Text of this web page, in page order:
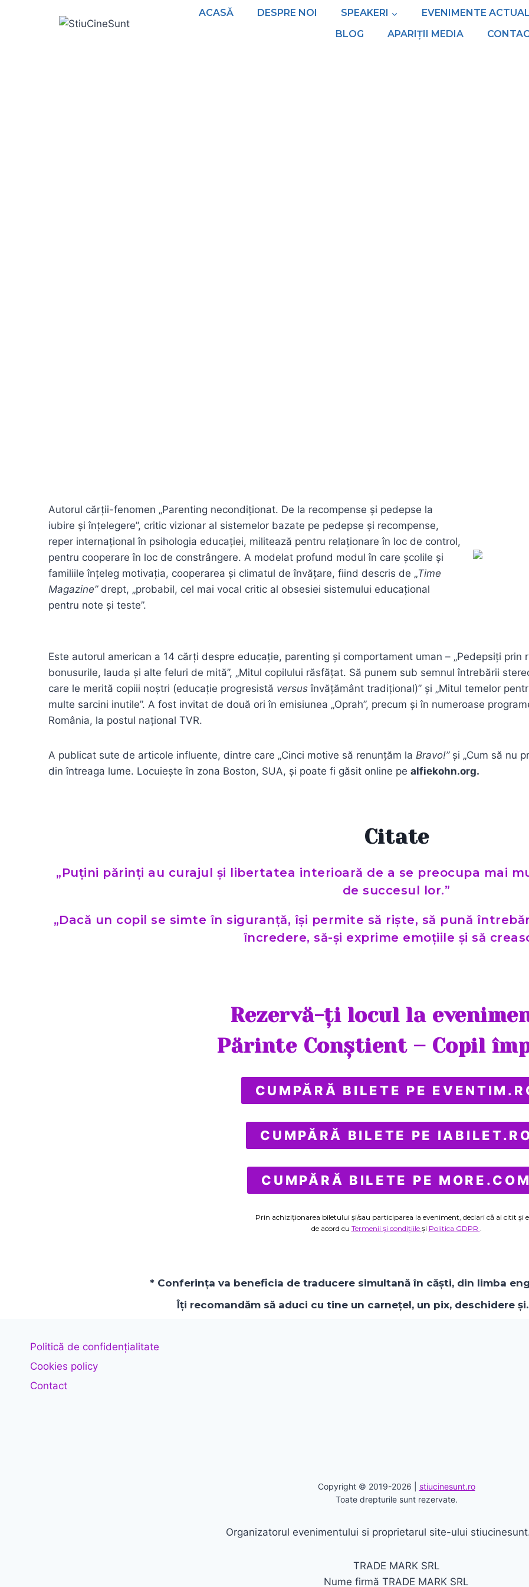
ACASĂ DESPRE NOI SPEAKERI EVENIMENTE
BLOG
APARIȚII MEDIA
Autorul cărții-fenomen „Parenting necondiționat. De la recompense și pedepse la
iubire și înțelegere”, critic vizionar al sistemelor bazate pe pedepse și recompense,
reper internațional în psihologia educației, militează pentru relaționare în loc de control,
pentru cooperare în loc de constrângere. A modelat profund modul în care școlile și
familiile înțeleg motivația, cooperarea și climatul de învățare, fiind descris de „Time
Magazine”drept, „probabil, cel mai vocal critic al obsesiei sistemului educațional
pentru note și teste”.
Este autorul american a 14 cărți despre educație, parenting și comportament uman – „Pedepsiți prin
bonusurile, lauda și alte feluri de mită”, „Mitul copilului răsfățat. Să punem sub semnul întrebării
care le merită copiii noștri (educație progresistă versus învățământ tradițional)” și „Mitul temelor
multe sarcini inutile”. A fost invitat de două ori în emisiunea „Oprah”, precum și în numeroase
România, la postul național TVR.
A publicat sute de articole influente, dintre care „Cinci motive să renunțăm la Bravo!”și „Cum să nu
din întreaga lume. Locuiește în zona Boston, SUA, și poate fi găsit online pe alfiekohn.org.
Citate
„Puțini părinți au curajul și libertatea interioară de a se preocupa mai
de succesul lor.”
„Dacă un copil se simte în siguranță, își permite să riște, să pună
încredere, să-și exprime emoțiile și să
Rezervă-ți locul la
Părinte Conștient – Copil
CUMPĂRĂ BILETE PE
CUMPĂRĂ BILETE PE
CUMPĂRĂ BILETE PE MORE.COM
Prin achiziționarea biletului și/sau participarea la eveniment, declari că ai citit și
de acord cu Termenii și condițiile și Politica GDPR .
* Conferința va beneficia de traducere simultană în căști, din limba
Îți recomandăm să aduci cu tine un carnețel, un pix, deschidere
Politică de confidențialitate
Cookies policy
Contact
Copyright © 2019-2026 | stiucinesunt.ro
Toate drepturile sunt rezervate.
Organizatorul evenimentului si proprietarul site-ului
TRADE MARK SRL
Nume firmă TRADE MARK SRL